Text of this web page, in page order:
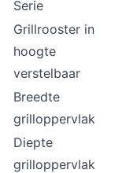
Serie
Grillrooster in
hoogte
verstelbaar
Breedte
grilloppervlak
Diepte
grilloppervlak